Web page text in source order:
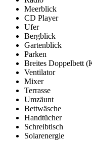
Meerblick
CD Player
Ufer
Bergblick
Gartenblick
Parken
Breites Doppelbett
Ventilator
Mixer
Terrasse
Umzäunt
Bettwäsche
Handtücher
Schreibtisch
Solarenergie